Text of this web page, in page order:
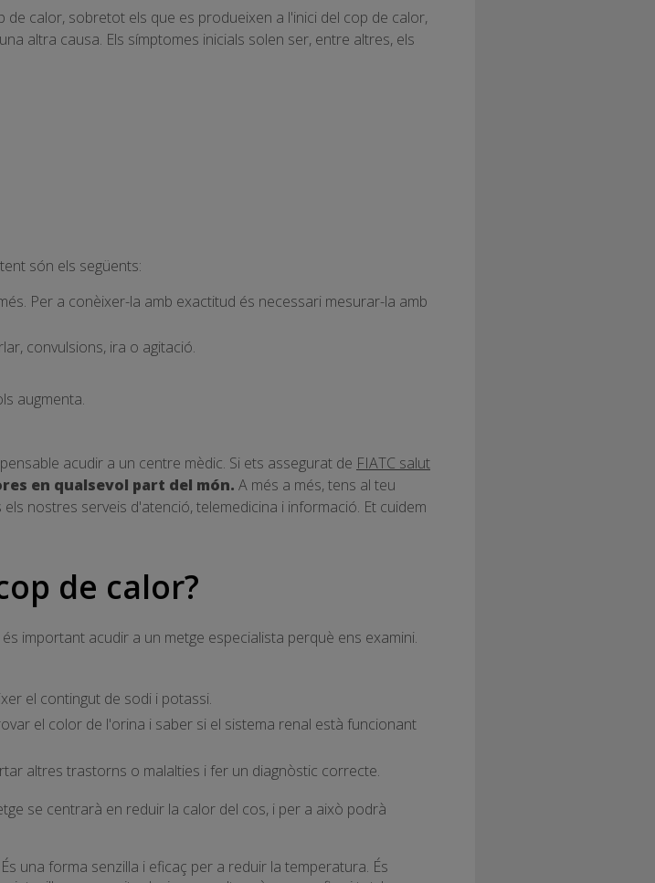
calor, sobretot els que es produeixen a l'inici del cop de calor,
altra causa. Els símptomes inicials solen ser, entre altres, els
són els següents:
Per a conèixer-la amb exactitud és necessari mesurar-la amb
convulsions, ira o agitació.
augmenta.
acudir a un centre mèdic. Si ets assegurat de FIATC salut
en qualsevol part del món. A més a més, tens al teu
nostres serveis d'atenció, telemedicina i informació. Et cuidem
de calor?
important acudir a un metge especialista perquè ens examini.
el contingut de sodi i potassi.
el color de l'orina i saber si el sistema renal està funcionant
altres trastorns o malalties i fer un diagnòstic correcte.
se centrarà en reduir la calor del cos, i per a això podrà
És una forma senzilla i eficaç per a reduir la temperatura. És